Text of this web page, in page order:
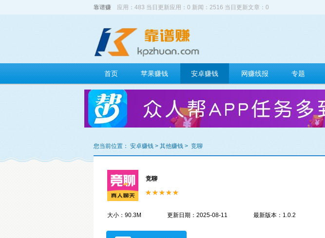
靠谱赚 应用：483 当日更新应用：0 新闻：2516 当日更新文章：0
首页 苹果赚钱 安卓赚钱 网赚线报 专题
您当前位置： 安卓赚钱 > 其他赚钱 > 竞聊
竞聊
大小：90.3M 更新日期：2025-08-11 最新版本：1.0.2